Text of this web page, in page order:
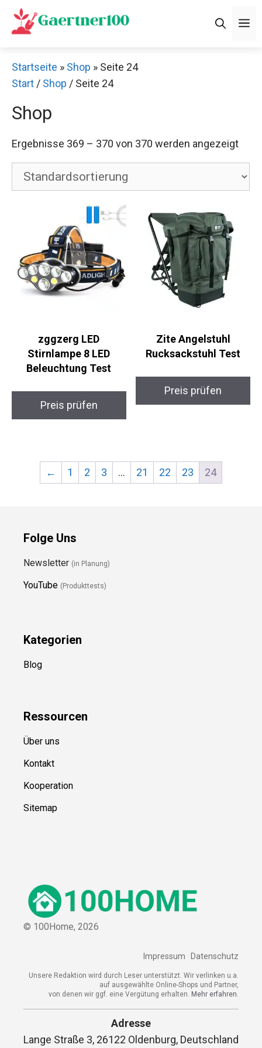
Zum
Inhalt
Startseite » Shop » Seite 24
Start / Shop / Seite 24
Shop
Ergebnisse 369 – 370 von 370 werden angezeigt
zggzerg LED
Stirnlampe 8 LED
Beleuchtung Test
Preis prüfen
Zite Angelstuhl
Rucksackstuhl Test
Preis prüfen
← 1 2 3 … 21 22 23 24
Folge Uns
Newsletter (in Planung)
YouTube (Produkttests)
Kategorien
Blog
Ressourcen
Über uns
Kontakt
Kooperation
Sitemap
© 100Home, 2026
Impressum Datenschutz
Unsere Redaktion wird durch Leser unterstützt. Wir verlinken u.a.
auf ausgewählte Online-Shops und Partner,
von denen wir ggf. eine Vergütung erhalten. Mehr erfahren.
Adresse
Lange Straße 3, 26122 Oldenburg, Deutschland